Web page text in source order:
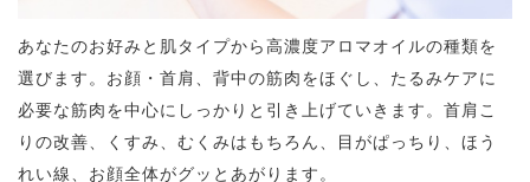
あなたのお好みと肌タイプから高濃度アロマオイルの種類を
選びます。お顔・首肩、背中の筋肉をほぐし、たるみケアに
必要な筋肉を中心にしっかりと引き上げていきます。首肩こ
りの改善、くすみ、むくみはもちろん、目がぱっちり、ほう
れい線、お顔全体がグッとあがります。